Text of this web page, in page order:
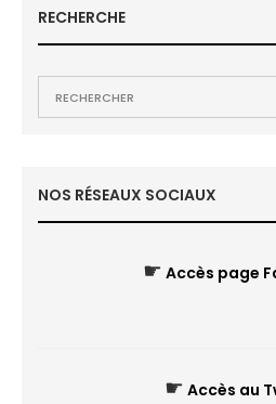
RECHERCHE
NOS RÉSEAUX SOCIAUX
☛ Accès page
☛ Accès au